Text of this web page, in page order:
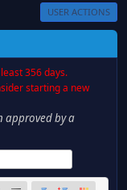
USER ACTIONS
356 days.
starting a new
approved by a